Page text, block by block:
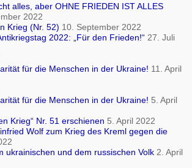
alles, aber OHNE FRIEDEN IST ALLES
2022
Krieg (Nr. 52) 10. September 2022
2022: „Für den Frieden!“ 27. Juli
für die Menschen in der Ukraine! 11. April
für die Menschen in der Ukraine! 5. April
Krieg“ Nr. 51 erschienen 5. April 2022
Wolf zum Krieg des Kreml gegen die
ukrainischen und dem russischen Volk 2. April